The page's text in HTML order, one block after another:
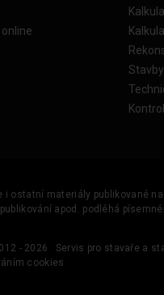
i ostatní materiály publikované
apod. podléhá
- 2026
Servis pro stavaře a
cookies